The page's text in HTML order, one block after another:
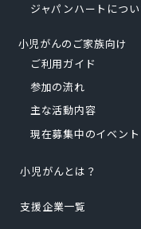
ジャパンハートにつ
小児がんのご家族向け
ご利用ガイド
参加の流れ
主な活動内容
現在募集中のイベント
小児がんとは？
支援企業一覧